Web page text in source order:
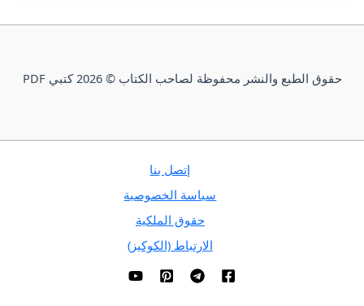
حقوق الطبع والنشر محفوظة لصاحب الكتاب © 2026 كتبي PDF
إتصل بنا
سياسة الخصوصية
حقوق الملكية
الارتباط (الكوكيز)